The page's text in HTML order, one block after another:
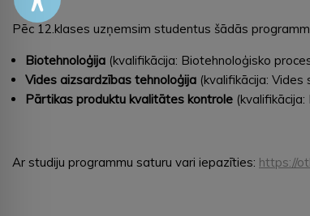
Pēc 12.klases uzņemsim studentus šādās
Biotehnoloģija (kvalifikācija: Biotehnoloģisko
Vides aizsardzības tehnoloģija (kvalifikācija: Vides
Pārtikas produktu kvalitātes kontrole
Ar studiju programmu saturu vari iepazīties: https://